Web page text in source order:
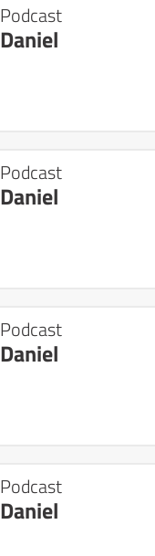
Podcast
Daniel
Podcast
Daniel
Podcast
Daniel
Podcast
Daniel